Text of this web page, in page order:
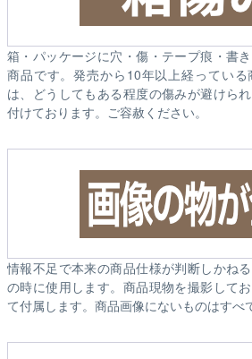
箱・パッケージに穴・傷・テープ痕・書
商品です。発売から10年以上経ってい
は、どうしてもある程度の傷みが避けら
付けております。ご容赦ください。
情報不足で本来の商品仕様が判断しかね
の時に使用します。商品現物を撮影して
て付属します。商品画像にないものはすべ